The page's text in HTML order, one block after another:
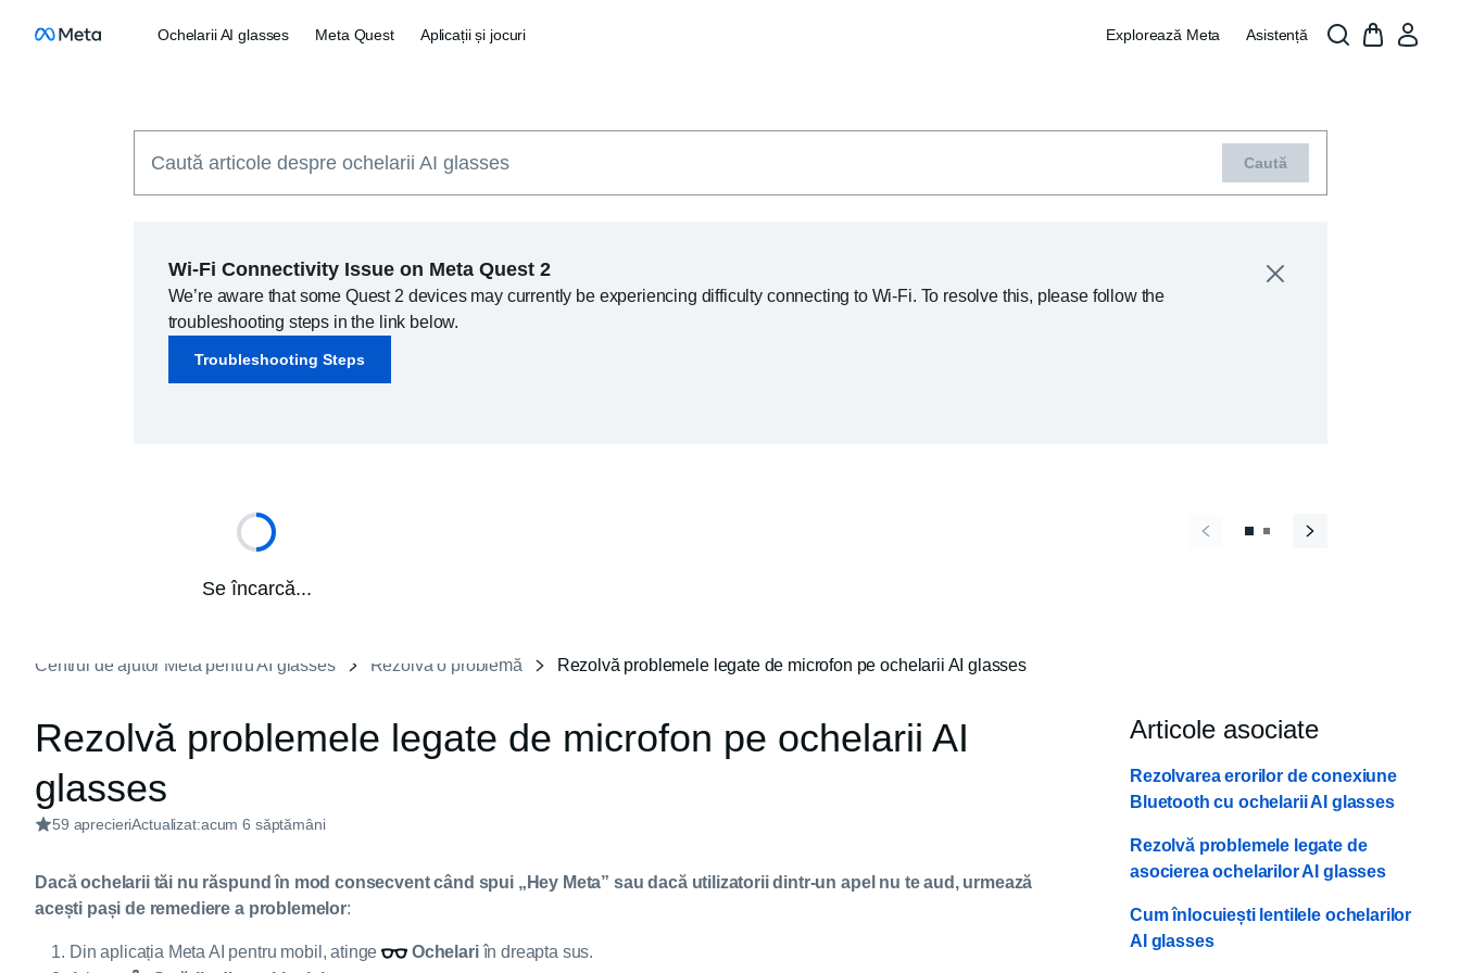
Ochelarii AI glasses Meta Quest Aplicații și jocuri Explorează Meta Asistență
Caută articole despre ochelarii AI glasses Caută
Wi-Fi Connectivity Issue on Meta Quest 2
We’re aware that some Quest 2 devices may currently be experiencing difficulty connecting to Wi-Fi. To resolve this, please follow the
troubleshooting steps in the link below.
Troubleshooting Steps
Centrul de ajutor Meta pentru AI glasses Rezolvă o problemă Rezolvă problemele legate de microfon pe ochelarii AI glasses
Rezolvă problemele legate de microfon pe ochelarii AI
glasses
59 aprecieriActualizat:acum 6 săptămâni
Dacă ochelarii tăi nu răspund în mod consecvent când spui „Hey Meta” sau dacă utilizatorii dintr-un apel nu te aud, urmează
acești pași de remediere a problemelor:
Din aplicația Meta AI pentru mobil, atinge Ochelariîn dreapta sus.
Articole asociate
Rezolvarea erorilor de conexiune
Bluetooth cu ochelarii AI glasses
Rezolvă problemele legate de
asocierea ochelarilor AI glasses
Cum înlocuiești lentilele ochelarilor
AI glasses
Se încarcă...